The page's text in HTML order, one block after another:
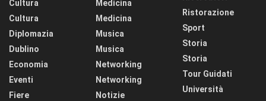
Cultura
Cultura
Diplomazia
Dublino
Economia
Eventi
Fiere
Medicina
Medicina
Musica
Musica
Networking
Networking
Notizie
Ristorazione
Sport
Storia
Storia
Tour Guidati
Università